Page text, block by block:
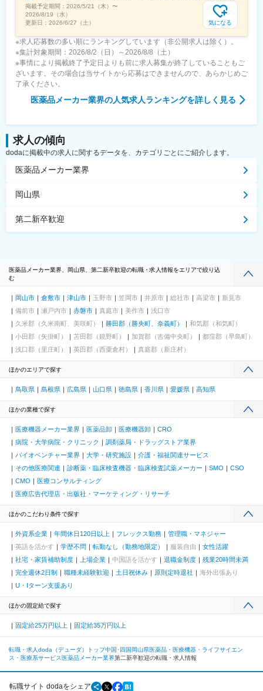
掲載予定期間： 2026/5/21（木） 〜
2026/8/19（水）
更新日： 2026/6/27（土） 気になる
※求人応募数の多い順にランキングしています（非公開求人は除く）。
※集計対象期間：2026/8/2（日）～2026/8/8（土）
※事情により掲載終了予定日よりも前に求人募集が終了していることもご
ざいます。その場合は当サイトから応募はできませんので、あらかじめご
了承ください。
医薬品メーカー業界の人気求人ランキングを詳しく見る
求人の傾向
dodaに掲載中の求人に関するデータを、カテゴリごとにご紹介します。
医薬品メーカー業界
岡山県
第二新卒歓迎
医薬品メーカー業界、岡山県、第二新卒歓迎の転職・求人情報をエリアで絞り込
む
岡山市 倉敷市 津山市 玉野市 笠岡市 井原市 総社市 高梁市
新見市
備前市
瀬戸内市 赤磐市 真庭市 美作市
浅口市
久米郡（久米南町、美咲町）
勝田郡（勝央町、奈義町）
和気郡（和気町）
小田郡（矢掛町）
苫田郡（鏡野町） 加賀郡（吉備中央町）
都窪郡（早島町）
浅口郡（里庄町）
英田郡（西粟倉村） 真庭郡（新庄村）
ほかのエリアで探す
鳥取県 島根県 広島県 山口県 徳島県 香川県 愛媛県 高知県
ほかの業種で探す
医療機器メーカー業界 医薬品卸 医療機器卸
CRO
病院・大学病院・クリニック
調剤薬局・ドラッグストア業界
バイオベンチャー業界
大学・研究施設
介護・福祉関連サービス
その他医療関連
診断薬・臨床検査機器・臨床検査試薬メーカー SMO
CSO
CMO
医療コンサルティング
医療広告代理店・出版社・マーケティング・リサーチ
ほかのこだわり条件で探す
外資系企業 年間休日120日以上 フレックス勤務
管理職・マネジャー
英語を活かす
学歴不問 転勤なし（勤務地限定） 服装自由
女性活躍
社宅・家賃補助制度
上場企業 中国語を活かす 退職金制度
残業20時間未満
完全週休2日制
職種未経験歓迎 土日祝休み 原則定時退社
海外出張あり
U・Iターン支援あり
ほかの固定給で探す
固定給25万円以上 固定給35万円以上
転職・求人doda（デューダ）トップ中国･四国 岡山県医薬品・医療機器・ライフサイエン
ス・医療系サービス 医薬品メーカー業界第二新卒歓迎の転職・求人情報
転職サイト dodaをシェア